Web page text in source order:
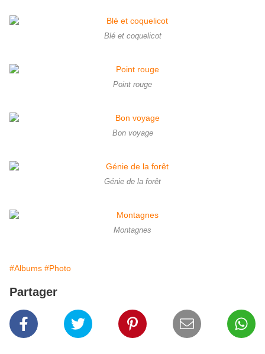
Blé et coquelicot
Point rouge
Bon voyage
Génie de la forêt
Montagnes
#Albums #Photo
Partager